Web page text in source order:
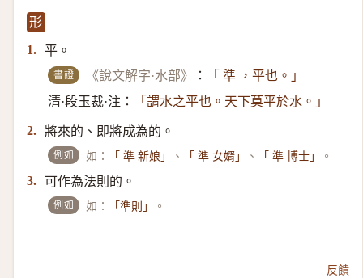
形
1. 平。
書證 《說文解字·水部》 ：
「 準 ，平也。」
清·段玉裁·注：
「謂水之平也。天下莫平於水。」
2. 將來的、即將成為的。
例如 如： 「 準 新娘」 、 「 準 女婿」 、 「 準 博士」 。
3. 可作為法則的。
例如 如： 「準則」 。
反饋